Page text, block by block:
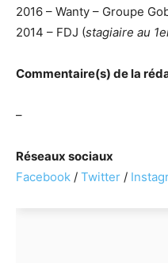
2016 – Wanty – Groupe
2014 – FDJ (stagiaire au
Commentaire(s) de la
–
Réseaux sociaux
Facebook / Twitter /